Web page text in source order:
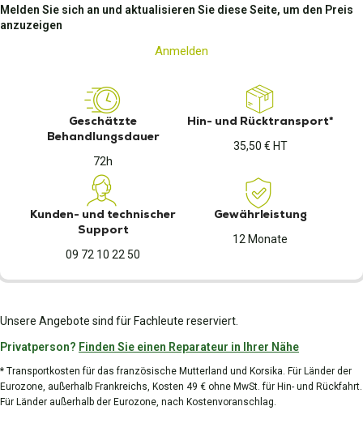
Melden Sie sich an und aktualisieren Sie diese Seite, um den Preis
anzuzeigen
Anmelden
Geschätzte
Behandlungsdauer
72h
Hin- und Rücktransport*
35,50 € HT
Kunden- und technischer
Support
09 72 10 22 50
Gewährleistung
12 Monate
Unsere Angebote sind für Fachleute reserviert.
Privatperson? Finden Sie einen Reparateur in Ihrer Nähe
* Transportkosten für das französische Mutterland und Korsika. Für Länder der
Eurozone, außerhalb Frankreichs, Kosten 49 € ohne MwSt. für Hin- und Rückfahrt.
Für Länder außerhalb der Eurozone, nach Kostenvoranschlag.